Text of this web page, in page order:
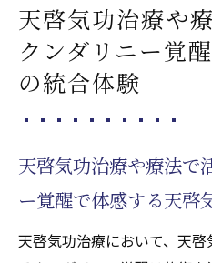
天啓気功治療や
クンダリニー覚
の統合体験
天啓気功治療や療法で
ー覚醒で体感する天啓
天啓気功治療において、天